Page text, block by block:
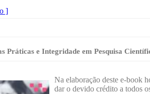
]
Práticas e Integridade em Pesquisa
Na elaboração deste e-book
dar o devido crédito a todos